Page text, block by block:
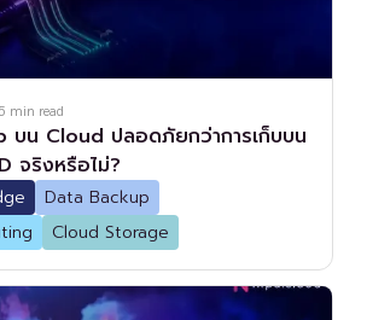
5 min read
บน Cloud ปลอดภัยกว่าการเก็บบน
จริงหรือไม่?
Data Backup
Cloud Storage